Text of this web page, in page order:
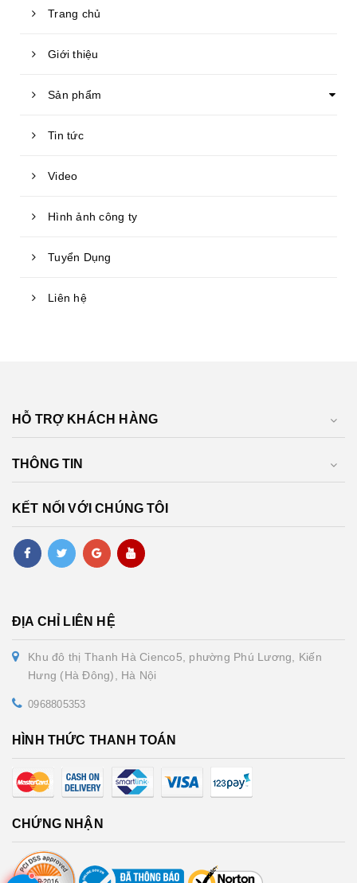
Trang chủ
Giới thiệu
Sản phẩm
Tin tức
Video
Hình ảnh công ty
Tuyển Dụng
Liên hệ
HỖ TRỢ KHÁCH HÀNG
THÔNG TIN
KẾT NỐI VỚI CHÚNG TÔI
ĐỊA CHỈ LIÊN HỆ
Khu đô thị Thanh Hà Cienco5, phường Phú Lương, Kiến
Hưng (Hà Đông), Hà Nội
0968805353
HÌNH THỨC THANH TOÁN
CHỨNG NHẬN